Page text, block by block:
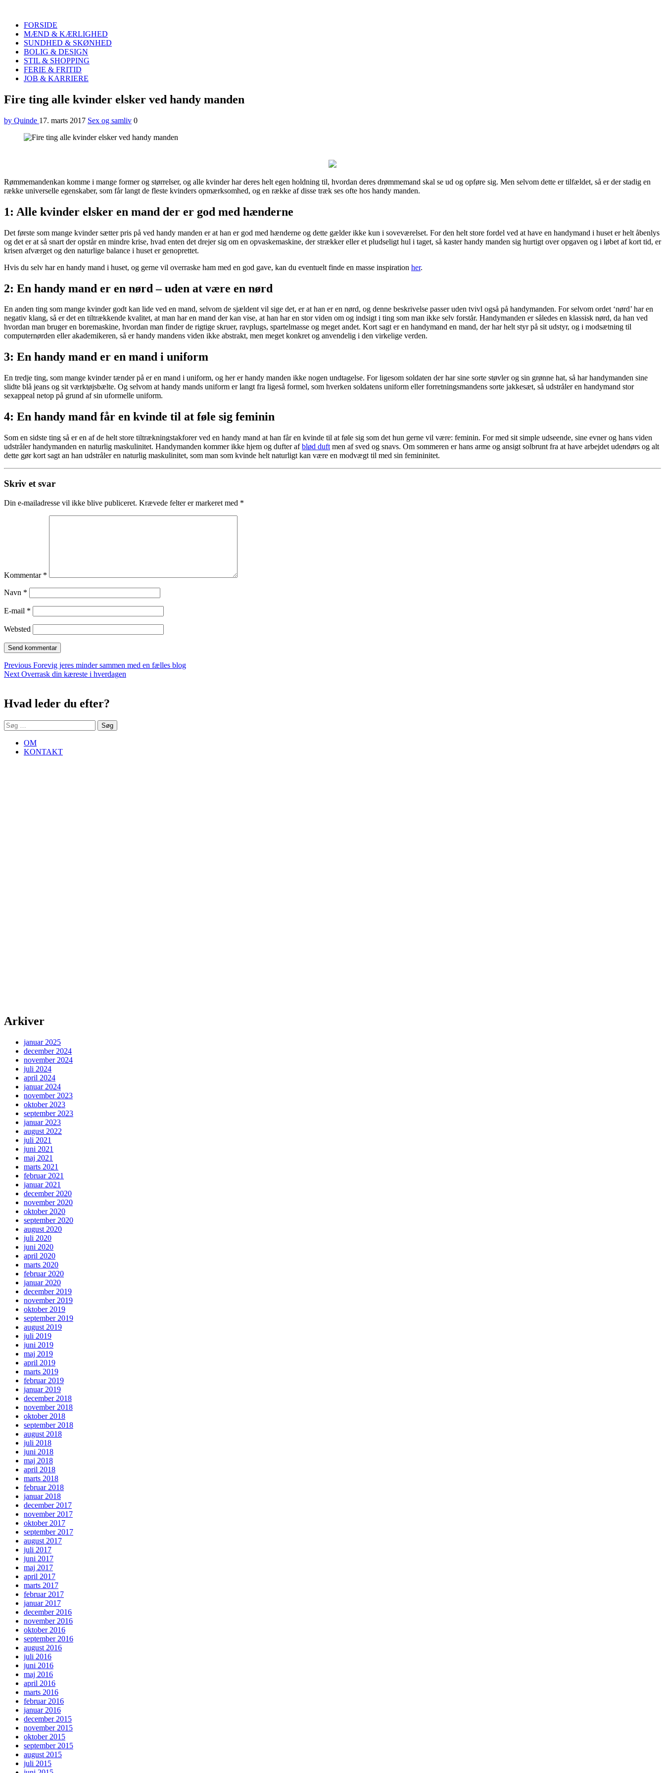
FORSIDE
MÆND & KÆRLIGHED
SUNDHED & SKØNHED
BOLIG & DESIGN
STIL & SHOPPING
FERIE & FRITID
JOB & KARRIERE
Menu
Fire ting alle kvinder elsker ved handy manden
by Quinde 17. marts 2017 Sex og samliv 0
Rømmemandenkan komme i mange former og størrelser, og alle kvinder har deres helt egen holdning til, hvordan deres drømmemand skal se ud og opføre sig. Men selvom dette er tilfældet, så er der stadig en
række universelle egenskaber, som får langt de fleste kvinders opmærksomhed, og en række af disse træk ses ofte hos handy manden.
1: Alle kvinder elsker en mand der er god med hænderne
Det første som mange kvinder sætter pris på ved handy manden er at han er god med hænderne og dette gælder ikke kun i soveværelset. For den helt store fordel ved at have en handymand i huset er helt åbenlys
og det er at så snart der opstår en mindre krise, hvad enten det drejer sig om en opvaskemaskine, der strækker eller et pludseligt hul i taget, så kaster handy manden sig hurtigt over opgaven og i løbet af kort tid, er
krisen afværget og den naturlige balance i huset er genoprettet.
Hvis du selv har en handy mand i huset, og gerne vil overraske ham med en god gave, kan du eventuelt finde en masse inspiration her.
2: En handy mand er en nørd – uden at være en nørd
En anden ting som mange kvinder godt kan lide ved en mand, selvom de sjældent vil sige det, er at han er en nørd, og denne beskrivelse passer uden tvivl også på handymanden. For selvom ordet ‘nørd’ har en
negativ klang, så er det en tiltrækkende kvalitet, at man har en mand der kan vise, at han har en stor viden om og indsigt i ting som man ikke selv forstår. Handymanden er således en klassisk nørd, da han ved
hvordan man bruger en boremaskine, hvordan man finder de rigtige skruer, ravplugs, spartelmasse og meget andet. Kort sagt er en handymand en mand, der har helt styr på sit udstyr, og i modsætning til
computernørden eller akademikeren, så er handy mandens viden ikke abstrakt, men meget konkret og anvendelig i den virkelige verden.
3: En handy mand er en mand i uniform
En tredje ting, som mange kvinder tænder på er en mand i uniform, og her er handy manden ikke nogen undtagelse. For ligesom soldaten der har sine sorte støvler og sin grønne hat, så har handymanden sine
slidte blå jeans og sit værktøjsbælte. Og selvom at handy mands uniform er langt fra ligeså formel, som hverken soldatens uniform eller forretningsmandens sorte jakkesæt, så udstråler en handymand stor
sexappeal netop på grund af sin uformelle uniform.
4: En handy mand får en kvinde til at føle sig feminin
Som en sidste ting så er en af de helt store tiltrækningstakforer ved en handy mand at han får en kvinde til at føle sig som det hun gerne vil være: feminin. For med sit simple udseende, sine evner og hans viden
udstråler handymanden en naturlig maskulinitet. Handymanden kommer ikke hjem og dufter afblød duft men af sved og snavs. Om sommeren er hans arme og ansigt solbrunt fra at have arbejdet udendørs og alt
dette gør kort sagt an han udstråler en naturlig maskulinitet, som man som kvinde helt naturligt kan være en modvægt til med sin femininitet.
Skriv et svar
Din e-mailadresse vil ikke blive publiceret. Krævede felter er markeret med *
Kommentar *
Navn *
E-mail *
Websted
Indlægsnavigation
Previous Previous
post:
Forevig jeres minder sammen med en fælles blog
Next Next
Overrask din kæreste i hverdagen
Hvad leder du efter?
Søg
efter:
OM
KONTAKT
Arkiver
januar 2025
december 2024
november 2024
juli 2024
april 2024
januar 2024
november 2023
oktober 2023
september 2023
januar 2023
august 2022
juli 2021
juni 2021
maj 2021
marts 2021
februar 2021
januar 2021
december 2020
november 2020
oktober 2020
september 2020
august 2020
juli 2020
juni 2020
april 2020
marts 2020
februar 2020
januar 2020
december 2019
november 2019
oktober 2019
september 2019
august 2019
juli 2019
juni 2019
maj 2019
april 2019
marts 2019
februar 2019
januar 2019
december 2018
november 2018
oktober 2018
september 2018
august 2018
juli 2018
juni 2018
maj 2018
april 2018
marts 2018
februar 2018
januar 2018
december 2017
november 2017
oktober 2017
september 2017
august 2017
juli 2017
juni 2017
maj 2017
april 2017
marts 2017
februar 2017
januar 2017
december 2016
november 2016
oktober 2016
september 2016
august 2016
juli 2016
juni 2016
maj 2016
april 2016
marts 2016
februar 2016
januar 2016
december 2015
november 2015
oktober 2015
september 2015
august 2015
juli 2015